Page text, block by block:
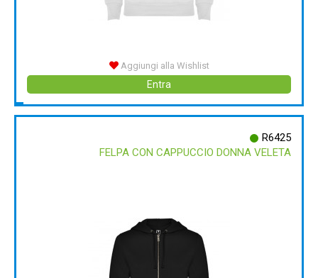
Aggiungi alla Wishlist
Entra
R6425
FELPA CON CAPPUCCIO DONNA VELETA